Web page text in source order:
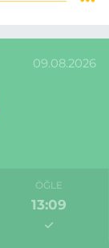
09.08.2026
ÖĞLE
13:09